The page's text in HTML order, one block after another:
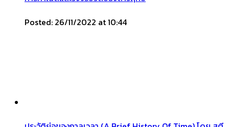
Posted: 26/11/2022 at 10:44